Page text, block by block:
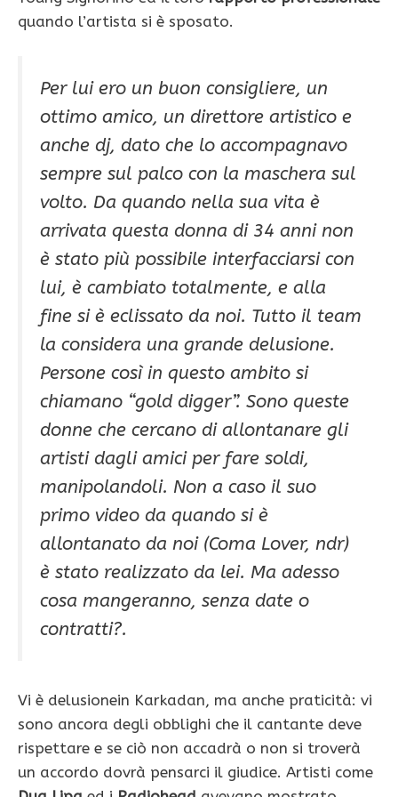
quando l’artista si è sposato.
Per lui ero un buon consigliere, un
ottimo amico, un direttore artistico e
anche dj, dato che lo accompagnavo
sempre sul palco con la maschera sul
volto. Da quando nella sua vita è
arrivata questa donna di 34 anni non
è stato più possibile interfacciarsi con
lui, è cambiato totalmente, e alla
fine si è eclissato da noi. Tutto il team
la considera una grande delusione.
Persone così in questo ambito si
chiamano “gold digger”. Sono queste
donne che cercano di allontanare gli
artisti dagli amici per fare soldi,
manipolandoli. Non a caso il suo
primo video da quando si è
allontanato da noi (Coma Lover, ndr)
è stato realizzato da lei. Ma adesso
cosa mangeranno, senza date o
contratti?.
Vi è delusionein Karkadan, ma anche praticità: vi
sono ancora degli obblighi che il cantante deve
rispettare e se ciò non accadrà o non si troverà
un accordo dovrà pensarci il giudice. Artisti come